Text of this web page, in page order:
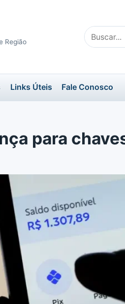
Região
Buscar
no
Links Úteis Fale Conosco
para